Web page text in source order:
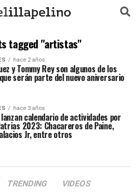
tagged "artistas"
hace 2 años
y Tommy Rey son algunos de los
serán parte del nuevo aniversario
hace 3 años
calendario de actividades por
2023: Chacareros de Paine,
Jr, entre otros
TRENDING VIDEOS